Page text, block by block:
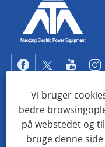
Copyright © 2022 Qingdao
Vinkelståltårn, understation
Vi bruger
bedre
på webstedet og
bruge denne